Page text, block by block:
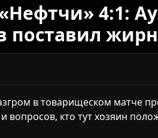
4:1:
поставил
в товарищеском матче
вопросов, кто тут хозяин